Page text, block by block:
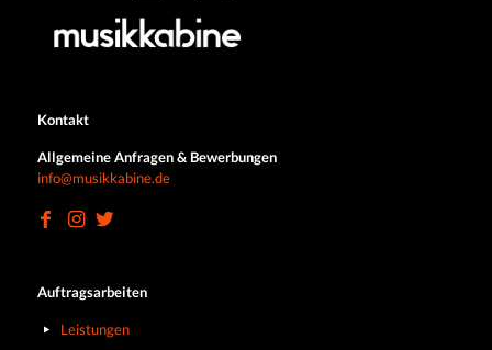
Kontakt
Allgemeine Anfragen & Bewerbungen
info@musikkabine.de
Auftragsarbeiten
Leistungen